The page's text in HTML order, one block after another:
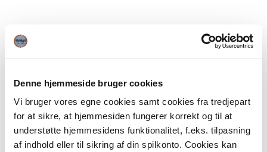
Denne hjemmeside bruger cookies
Vi bruger vores egne cookies samt cookies fra tredjepart
for at sikre, at hjemmesiden fungerer korrekt og til at
understøtte hjemmesidens funktionalitet, f.eks. tilpasning
af indhold eller til sikring af din spilkonto. Cookies kan